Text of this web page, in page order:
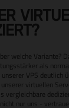
welche Variante?
als
VPS deutlich
virtuellen
vergleichbare
nur uns -